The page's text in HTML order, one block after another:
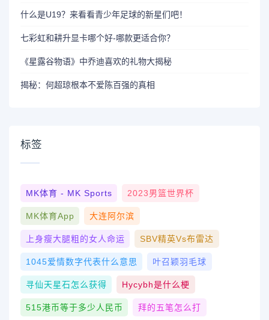
什么是U19？来看看青少年足球的新星们吧！
七彩虹和耕升显卡哪个好-哪款更适合你？
《星露谷物语》中乔迪喜欢的礼物大揭秘
揭秘：何超琼根本不爱陈百强的真相
标签
MK体育 - MK Sports 2023男篮世界杯
MK体育App 大连阿尔滨
上身瘦大腿粗的女人命运 SBV精英vs布雷达
1045爱情数字代表什么意思 叶召颖羽毛球
寻仙天星石怎么获得 Hycybh是什么梗
515港币等于多少人民币 拜的五笔怎么打